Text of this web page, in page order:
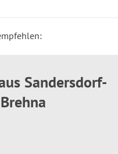
Sandersdorf-